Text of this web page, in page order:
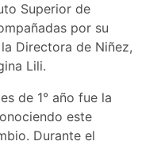
Superior de
por su
Directora de Niñez,
Lili.
de 1° año fue la
este
Durante el